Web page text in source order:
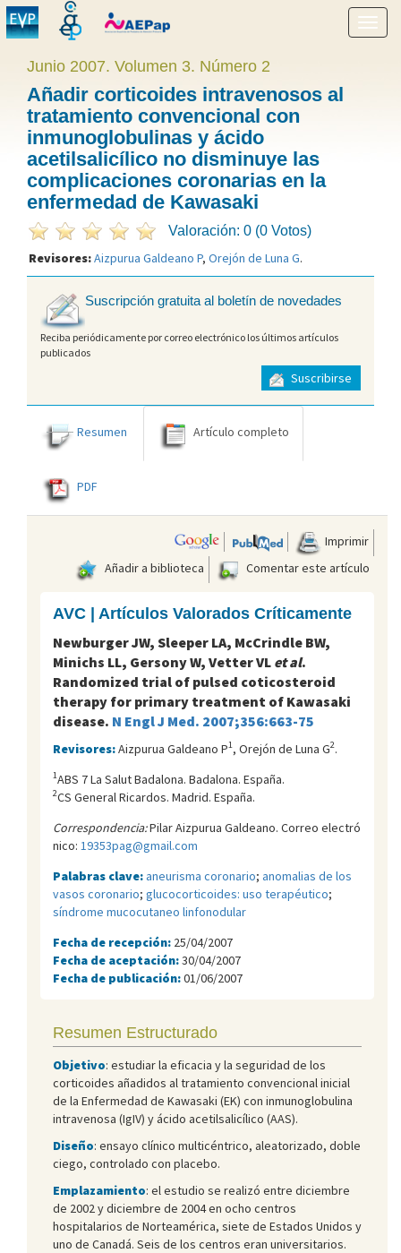
menú
Junio 2007. Volumen 3. Número 2
Añadir corticoides intravenosos al
tratamiento convencional con
inmunoglobulinas y ácido
acetilsalicílico no disminuye las
complicaciones coronarias en la
enfermedad de Kawasaki
Valoración: 0 (0 Votos)
Revisores:Aizpurua Galdeano P, Orejón de Luna G.
Suscripción gratuita al boletín de novedades
Reciba periódicamente por correo electrónico los últimos artículos
publicados
Suscribirse
Resumen Artículo completo
PDF
Imprimir
Añadir a biblioteca
Comentar este artículo
AVC | Artículos Valorados Críticamente
Newburger JW, Sleeper LA, McCrindle BW,
Minichs LL, Gersony W, Vetter VL et al.
Randomized trial of pulsed coticosteroid
therapy for primary treatment of Kawasaki
disease. N Engl J Med. 2007;356:663-75
Revisores:Aizpurua Galdeano P1, Orejón de Luna G2.
1ABS 7 La Salut Badalona. Badalona. España.
2CS General Ricardos. Madrid. España.
Correspondencia:Pilar Aizpurua Galdeano. Correo electró
nico: 19353pag@gmail.com
Palabras clave:aneurisma coronario; anomalias de los
vasos coronario; glucocorticoides: uso terapéutico;
síndrome mucocutaneo linfonodular
Fecha de recepción: 25/04/2007
Fecha de aceptación:30/04/2007
Fecha de publicación:01/06/2007
Resumen Estructurado
Objetivo: estudiar la eficacia y la seguridad de los
corticoides añadidos al tratamiento convencional inicial
de la Enfermedad de Kawasaki (EK) con inmunoglobulina
intravenosa (IgIV) y ácido acetilsalicílico (AAS).
Diseño: ensayo clínico multicéntrico, aleatorizado, doble
ciego, controlado con placebo.
Emplazamiento: el estudio se realizó entre diciembre
de 2002 y diciembre de 2004 en ocho centros
hospitalarios de Norteamérica, siete de Estados Unidos y
uno de Canadá. Seis de los centros eran universitarios.